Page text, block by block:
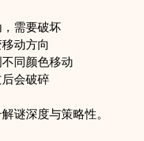
需要破坏
动方向
同颜色移动
会破碎
谜深度与策略性。